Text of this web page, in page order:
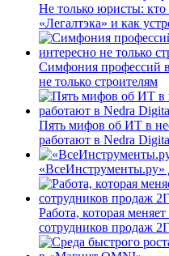
Не только юристы:
«Легалтэка» и как
Симфония профессий
не только строителям
Пять мифов об ИТ в
работают в Nedra
«ВсеИнструменты.ру»
Работа, которая
сотрудников продаж